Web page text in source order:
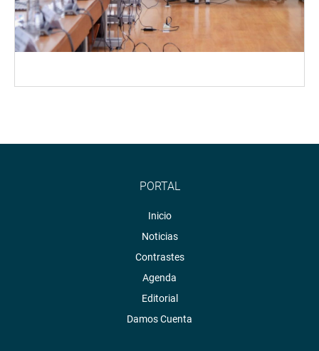
PORTAL
Inicio
Noticias
Contrastes
Agenda
Editorial
Damos Cuenta